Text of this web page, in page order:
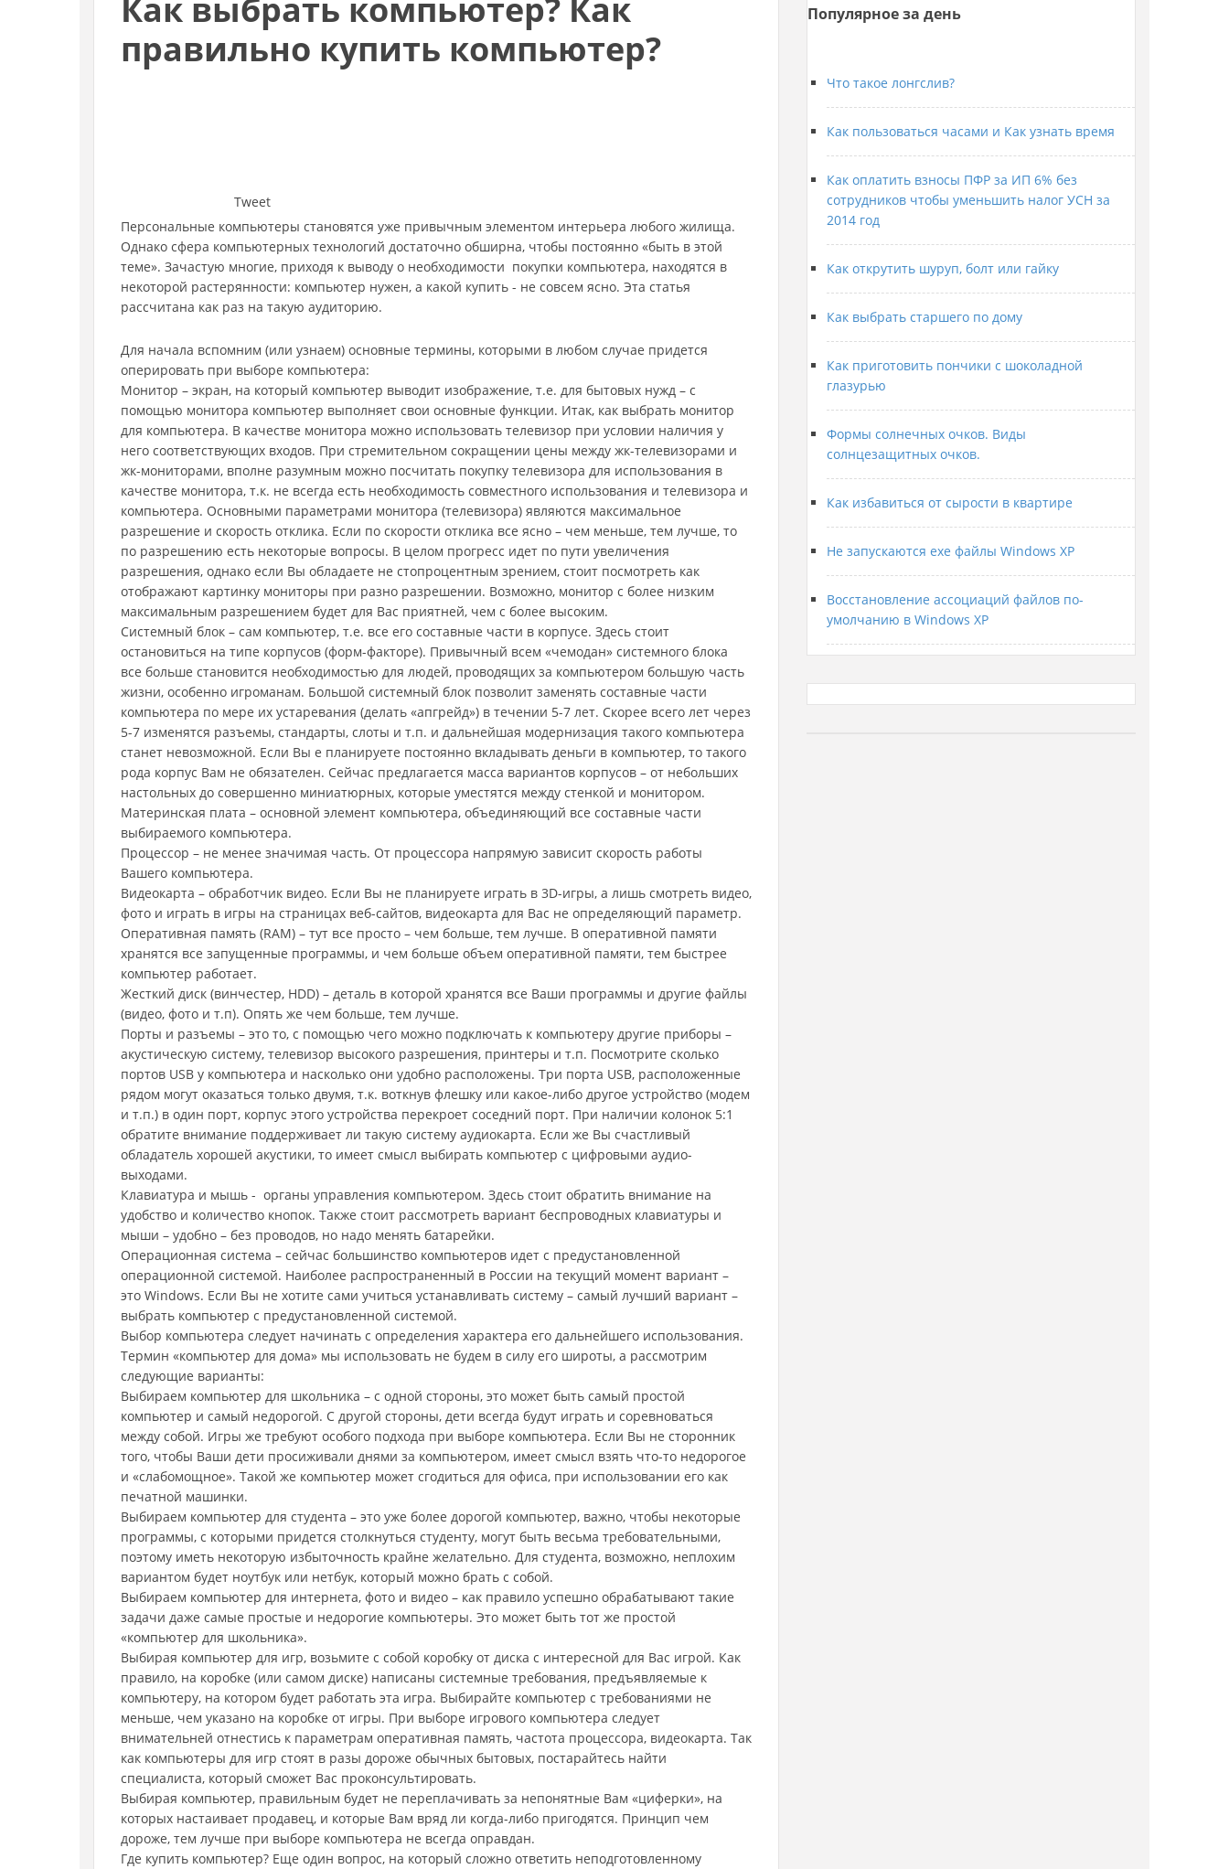
Как выбрать компьютер? Как
правильно купить компьютер?
Tweet
Персональные компьютеры становятся уже привычным элементом интерьера любого жилища.
Однако сфера компьютерных технологий достаточно обширна, чтобы постоянно «быть в этой
теме». Зачастую многие, приходя к выводу о необходимости покупки компьютера, находятся в
некоторой растерянности: компьютер нужен, а какой купить - не совсем ясно. Эта статья
рассчитана как раз на такую аудиторию.
Для начала вспомним (или узнаем) основные термины, которыми в любом случае придется
оперировать при выборе компьютера:
Монитор – экран, на который компьютер выводит изображение, т.е. для бытовых нужд – с
помощью монитора компьютер выполняет свои основные функции. Итак, как выбрать монитор
для компьютера. В качестве монитора можно использовать телевизор при условии наличия у
него соответствующих входов. При стремительном сокращении цены между жк-телевизорами и
жк-мониторами, вполне разумным можно посчитать покупку телевизора для использования в
качестве монитора, т.к. не всегда есть необходимость совместного использования и телевизора и
компьютера. Основными параметрами монитора (телевизора) являются максимальное
разрешение и скорость отклика. Если по скорости отклика все ясно – чем меньше, тем лучше, то
по разрешению есть некоторые вопросы. В целом прогресс идет по пути увеличения
разрешения, однако если Вы обладаете не стопроцентным зрением, стоит посмотреть как
отображают картинку мониторы при разно разрешении. Возможно, монитор с более низким
максимальным разрешением будет для Вас приятней, чем с более высоким.
Системный блок – сам компьютер, т.е. все его составные части в корпусе. Здесь стоит
остановиться на типе корпусов (форм-факторе). Привычный всем «чемодан» системного блока
все больше становится необходимостью для людей, проводящих за компьютером большую часть
жизни, особенно игроманам. Большой системный блок позволит заменять составные части
компьютера по мере их устаревания (делать «апгрейд») в течении 5-7 лет. Скорее всего лет через
5-7 изменятся разъемы, стандарты, слоты и т.п. и дальнейшая модернизация такого компьютера
станет невозможной. Если Вы е планируете постоянно вкладывать деньги в компьютер, то такого
рода корпус Вам не обязателен. Сейчас предлагается масса вариантов корпусов – от небольших
настольных до совершенно миниатюрных, которые уместятся между стенкой и монитором.
Материнская плата – основной элемент компьютера, объединяющий все составные части
выбираемого компьютера.
Процессор – не менее значимая часть. От процессора напрямую зависит скорость работы
Вашего компьютера.
Видеокарта – обработчик видео. Если Вы не планируете играть в 3D-игры, а лишь смотреть видео,
фото и играть в игры на страницах веб-сайтов, видеокарта для Вас не определяющий параметр.
Оперативная память (RAM) – тут все просто – чем больше, тем лучше. В оперативной памяти
хранятся все запущенные программы, и чем больше объем оперативной памяти, тем быстрее
компьютер работает.
Жесткий диск (винчестер, HDD) – деталь в которой хранятся все Ваши программы и другие файлы
(видео, фото и т.п). Опять же чем больше, тем лучше.
Порты и разъемы – это то, с помощью чего можно подключать к компьютеру другие приборы –
акустическую систему, телевизор высокого разрешения, принтеры и т.п. Посмотрите сколько
портов USB у компьютера и насколько они удобно расположены. Три порта USB, расположенные
рядом могут оказаться только двумя, т.к. воткнув флешку или какое-либо другое устройство (модем
и т.п.) в один порт, корпус этого устройства перекроет соседний порт. При наличии колонок 5:1
обратите внимание поддерживает ли такую систему аудиокарта. Если же Вы счастливый
обладатель хорошей акустики, то имеет смысл выбирать компьютер с цифровыми аудио-
выходами.
Клавиатура и мышь - органы управления компьютером. Здесь стоит обратить внимание на
удобство и количество кнопок. Также стоит рассмотреть вариант беспроводных клавиатуры и
мыши – удобно – без проводов, но надо менять батарейки.
Операционная система – сейчас большинство компьютеров идет с предустановленной
операционной системой. Наиболее распространенный в России на текущий момент вариант –
это Windows. Если Вы не хотите сами учиться устанавливать систему – самый лучший вариант –
выбрать компьютер с предустановленной системой.
Выбор компьютера следует начинать с определения характера его дальнейшего использования.
Термин «компьютер для дома» мы использовать не будем в силу его широты, а рассмотрим
следующие варианты:
Выбираем компьютер для школьника – с одной стороны, это может быть самый простой
компьютер и самый недорогой. С другой стороны, дети всегда будут играть и соревноваться
между собой. Игры же требуют особого подхода при выборе компьютера. Если Вы не сторонник
того, чтобы Ваши дети просиживали днями за компьютером, имеет смысл взять что-то недорогое
и «слабомощное». Такой же компьютер может сгодиться для офиса, при использовании его как
печатной машинки.
Выбираем компьютер для студента – это уже более дорогой компьютер, важно, чтобы некоторые
программы, с которыми придется столкнуться студенту, могут быть весьма требовательными,
поэтому иметь некоторую избыточность крайне желательно. Для студента, возможно, неплохим
вариантом будет ноутбук или нетбук, который можно брать с собой.
Выбираем компьютер для интернета, фото и видео – как правило успешно обрабатывают такие
задачи даже самые простые и недорогие компьютеры. Это может быть тот же простой
«компьютер для школьника».
Выбирая компьютер для игр, возьмите с собой коробку от диска с интересной для Вас игрой. Как
правило, на коробке (или самом диске) написаны системные требования, предъявляемые к
компьютеру, на котором будет работать эта игра. Выбирайте компьютер с требованиями не
меньше, чем указано на коробке от игры. При выборе игрового компьютера следует
внимательней отнестись к параметрам оперативная память, частота процессора, видеокарта. Так
как компьютеры для игр стоят в разы дороже обычных бытовых, постарайтесь найти
специалиста, который сможет Вас проконсультировать.
Выбирая компьютер, правильным будет не переплачивать за непонятные Вам «циферки», на
которых настаивает продавец, и которые Вам вряд ли когда-либо пригодятся. Принцип чем
дороже, тем лучше при выборе компьютера не всегда оправдан.
Где купить компьютер? Еще один вопрос, на который сложно ответить неподготовленному
Популярное за день
Что такое лонгслив?
Как пользоваться часами и Как узнать время
Как оплатить взносы ПФР за ИП 6% без
сотрудников чтобы уменьшить налог УСН за
2014 год
Как открутить шуруп, болт или гайку
Как выбрать старшего по дому
Как приготовить пончики с шоколадной
глазурью
Формы солнечных очков. Виды
солнцезащитных очков.
Как избавиться от сырости в квартире
Не запускаются exe файлы Windows XP
Восстановление ассоциаций файлов по-
умолчанию в Windows XP